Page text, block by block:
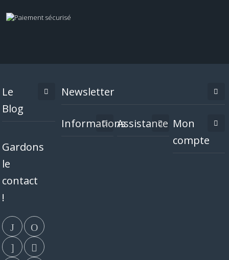
Le
Blog
Gardons
le
contact
!
Newsletter
InformationsAssistance Mon
compte